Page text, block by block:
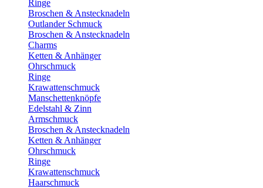
Ringe
Broschen & Anstecknadeln
Outlander Schmuck
Broschen & Anstecknadeln
Charms
Ketten & Anhänger
Ohrschmuck
Ringe
Krawattenschmuck
Manschettenknöpfe
Edelstahl & Zinn
Armschmuck
Broschen & Anstecknadeln
Ketten & Anhänger
Ohrschmuck
Ringe
Krawattenschmuck
Haarschmuck